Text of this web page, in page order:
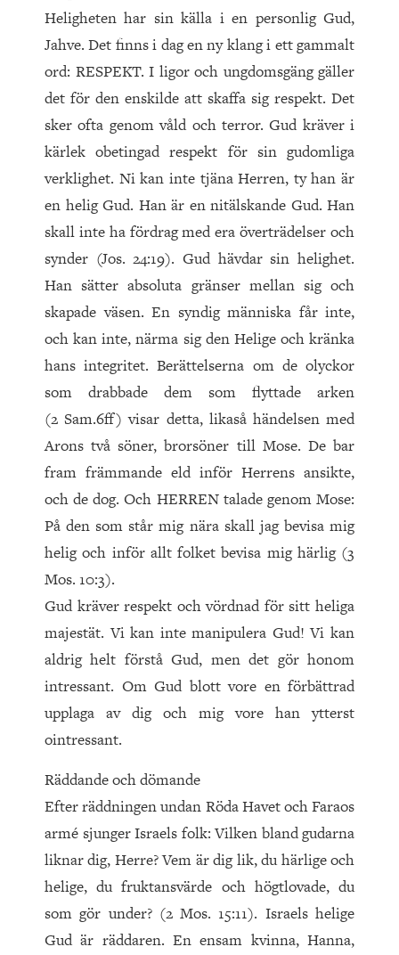
Heligheten har sin källa i en personlig Gud,
Jahve. Det finns i dag en ny klang i ett gammalt
ord: RESPEKT. I ligor och ungdomsgäng gäller
det för den enskilde att skaffa sig respekt. Det
sker ofta genom våld och terror. Gud kräver i
kärlek obetingad respekt för sin gudomliga
verklighet. Ni kan inte tjäna Herren, ty han är
en helig Gud. Han är en nitälskande Gud. Han
skall inte ha fördrag med era överträdelser och
synder (Jos. 24:19). Gud hävdar sin helighet.
Han sätter absoluta gränser mellan sig och
skapade väsen. En syndig människa får inte,
och kan inte, närma sig den Helige och kränka
hans integritet. Berättelserna om de olyckor
som drabbade dem som flyttade arken
(2 Sam.6ff) visar detta, likaså händelsen med
Arons två söner, brorsöner till Mose. De bar
fram främmande eld inför Herrens ansikte,
och de dog. Och HERREN talade genom Mose:
På den som står mig nära skall jag bevisa mig
helig och inför allt folket bevisa mig härlig (3
Mos. 10:3).
Gud kräver respekt och vördnad för sitt heliga
majestät. Vi kan inte manipulera Gud! Vi kan
aldrig helt förstå Gud, men det gör honom
intressant. Om Gud blott vore en förbättrad
upplaga av dig och mig vore han ytterst
ointressant.
Räddande och dömande
Efter räddningen undan Röda Havet och Faraos
armé sjunger Israels folk: Vilken bland gudarna
liknar dig, Herre? Vem är dig lik, du härlige och
helige, du fruktansvärde och högtlovade, du
som gör under? (2 Mos. 15:11). Israels helige
Gud är räddaren. En ensam kvinna, Hanna,